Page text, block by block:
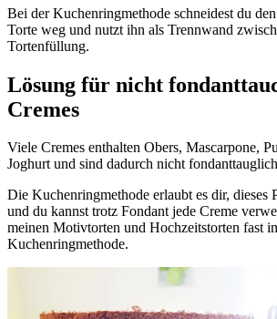
Bei der Kuchenringmethode schneidest du
Torte weg und nutzt ihn als Trennwand
Tortenfüllung.
Lösung für nicht
Cremes
Viele Cremes enthalten Obers, Mascarpone,
Joghurt und sind dadurch nicht
Die Kuchenringmethode erlaubt es dir, dieses
und du kannst trotz Fondant jede Creme
meinen Motivtorten und Hochzeitstorten fast
Kuchenringmethode.